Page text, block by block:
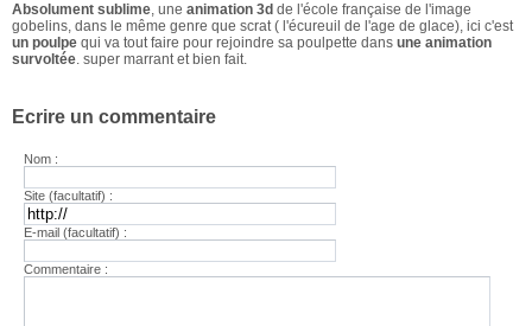
Absolument sublime, une animation 3d de l'école française de l'image
gobelins, dans le même genre que scrat ( l'écureuil de l'age de glace), ici c'est
un poulpe qui va tout faire pour rejoindre sa poulpette dans une animation
survoltée. super marrant et bien fait.
Ecrire un commentaire
Nom :
Site (facultatif) :
E-mail (facultatif) :
Commentaire :